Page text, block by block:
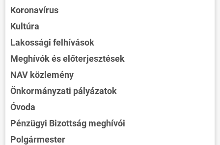
Koronavírus
Kultúra
Lakossági felhívások
Meghívók és előterjesztések
NAV közlemény
Önkormányzati pályázatok
Óvoda
Pénzügyi Bizottság meghívói
Polgármester